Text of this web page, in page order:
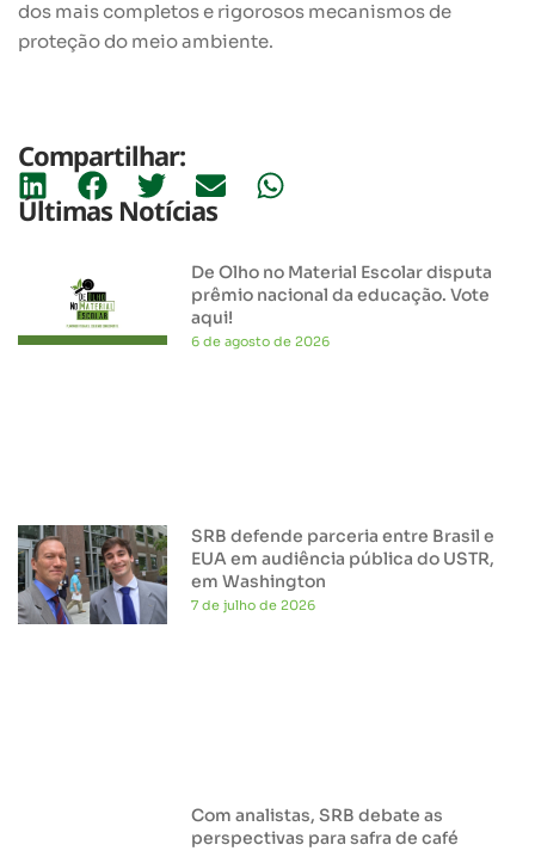
dos mais completos e rigorosos mecanismos de
proteção do meio ambiente.
Compartilhar:
Últimas Notícias
De Olho no Material Escolar disputa
prêmio nacional da educação. Vote
aqui!
6 de agosto de 2026
SRB defende parceria entre Brasil e
EUA em audiência pública do USTR,
em Washington
7 de julho de 2026
Com analistas, SRB debate as
perspectivas para safra de café